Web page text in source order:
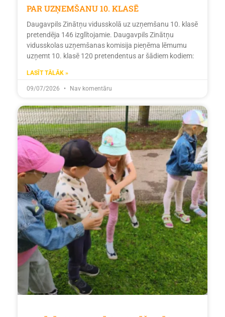
PAR UZŅEMŠANU 10. KLASĒ
Daugavpils Zinātņu vidusskolā uz uzņemšanu 10. klasē
pretendēja 146 izglītojamie. Daugavpils Zinātņu
vidusskolas uzņemšanas komisija pieņēma lēmumu
uzņemt 10. klasē 120 pretendentus ar šādiem kodiem:
LASĪT TĀLĀK »
09/07/2026 Nav komentāru